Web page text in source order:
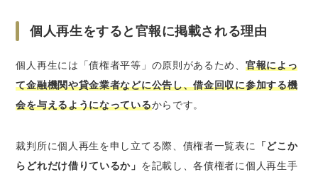
個人再生をすると官報に掲載される理由
個人再生には「債権者平等」の原則があるため、 官報によっ
て金融機関や貸金業者などに公告し、借金回収に参加する機
会を与えるようになっているからです。
裁判所に個人再生を申し立てる際、債権者一覧表に
「どこか
らどれだけ借りているか」 を記載し、各債権者に個人再生手